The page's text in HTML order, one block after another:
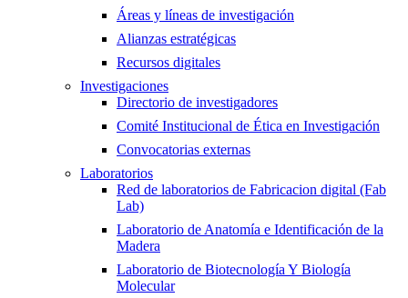
Áreas y líneas de investigación
Alianzas estratégicas
Recursos digitales
Investigaciones
Directorio de investigadores
Comité Institucional de Ética en Investigación
Convocatorias externas
Laboratorios
Red de laboratorios de Fabricacion digital (Fab
Lab)
Laboratorio de Anatomía e Identificación de la
Madera
Laboratorio de Biotecnología Y Biología
Molecular